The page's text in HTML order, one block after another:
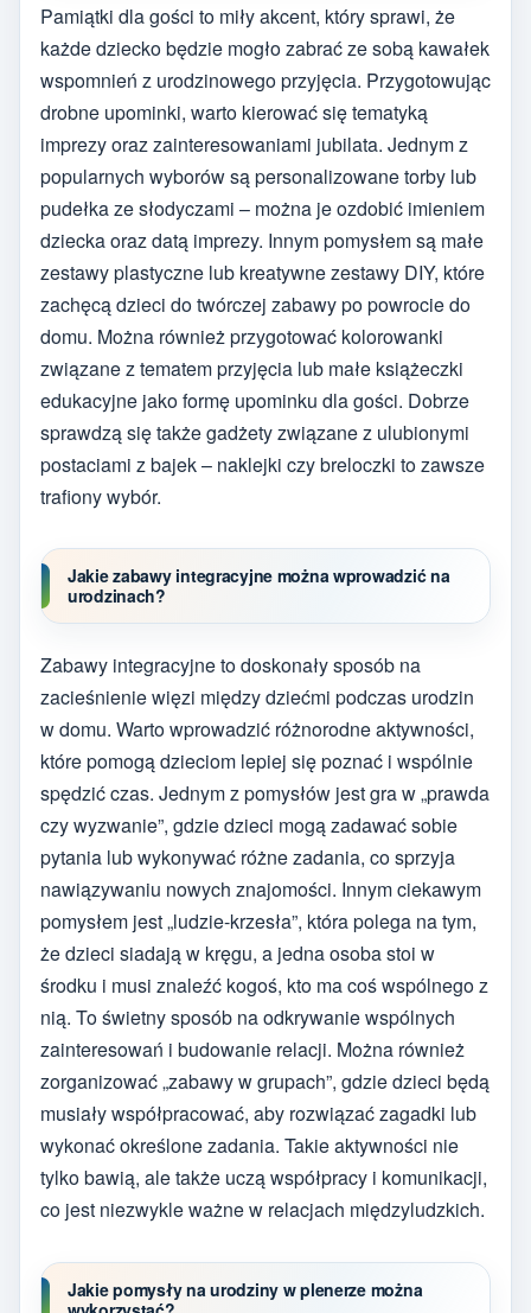
Pamiątki dla gości to miły akcent, który sprawi, że
każde dziecko będzie mogło zabrać ze sobą kawałek
wspomnień z urodzinowego przyjęcia. Przygotowując
drobne upominki, warto kierować się tematyką
imprezy oraz zainteresowaniami jubilata. Jednym z
popularnych wyborów są personalizowane torby lub
pudełka ze słodyczami – można je ozdobić imieniem
dziecka oraz datą imprezy. Innym pomysłem są małe
zestawy plastyczne lub kreatywne zestawy DIY, które
zachęcą dzieci do twórczej zabawy po powrocie do
domu. Można również przygotować kolorowanki
związane z tematem przyjęcia lub małe książeczki
edukacyjne jako formę upominku dla gości. Dobrze
sprawdzą się także gadżety związane z ulubionymi
postaciami z bajek – naklejki czy breloczki to zawsze
trafiony wybór.
Jakie zabawy integracyjne można wprowadzić na
urodzinach?
Zabawy integracyjne to doskonały sposób na
zacieśnienie więzi między dziećmi podczas urodzin
w domu. Warto wprowadzić różnorodne aktywności,
które pomogą dzieciom lepiej się poznać i wspólnie
spędzić czas. Jednym z pomysłów jest gra w „prawda
czy wyzwanie”, gdzie dzieci mogą zadawać sobie
pytania lub wykonywać różne zadania, co sprzyja
nawiązywaniu nowych znajomości. Innym ciekawym
pomysłem jest „ludzie-krzesła”, która polega na tym,
że dzieci siadają w kręgu, a jedna osoba stoi w
środku i musi znaleźć kogoś, kto ma coś wspólnego z
nią. To świetny sposób na odkrywanie wspólnych
zainteresowań i budowanie relacji. Można również
zorganizować „zabawy w grupach”, gdzie dzieci będą
musiały współpracować, aby rozwiązać zagadki lub
wykonać określone zadania. Takie aktywności nie
tylko bawią, ale także uczą współpracy i komunikacji,
co jest niezwykle ważne w relacjach międzyludzkich.
Jakie pomysły na urodziny w plenerze można